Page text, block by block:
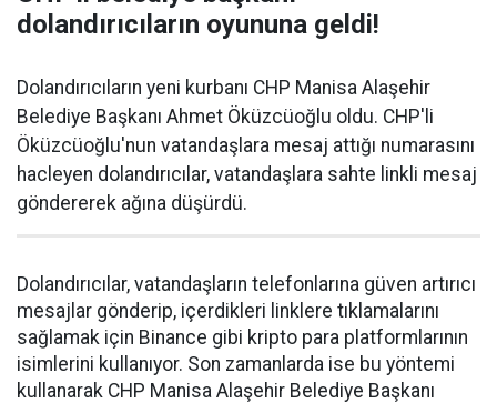
dolandırıcıların oyununa geldi!
Dolandırıcıların yeni kurbanı CHP Manisa Alaşehir
Belediye Başkanı Ahmet Öküzcüoğlu oldu. CHP'li
Öküzcüoğlu'nun vatandaşlara mesaj attığı numarasını
hacleyen dolandırıcılar, vatandaşlara sahte linkli mesaj
göndererek ağına düşürdü.
Dolandırıcılar, vatandaşların telefonlarına güven artırıcı
mesajlar gönderip, içerdikleri linklere tıklamalarını
sağlamak için Binance gibi kripto para platformlarının
isimlerini kullanıyor. Son zamanlarda ise bu yöntemi
kullanarak CHP Manisa Alaşehir Belediye Başkanı